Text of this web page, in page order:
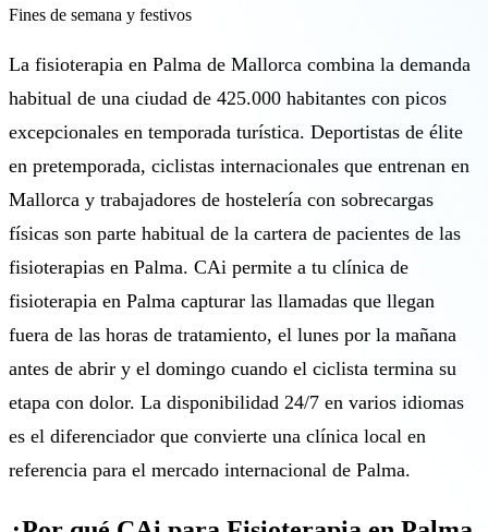
Fines de semana y festivos
La fisioterapia en Palma de Mallorca combina la demanda
habitual de una ciudad de 425.000 habitantes con picos
excepcionales en temporada turística. Deportistas de élite
en pretemporada, ciclistas internacionales que entrenan en
Mallorca y trabajadores de hostelería con sobrecargas
físicas son parte habitual de la cartera de pacientes de las
fisioterapias en Palma. CAi permite a tu clínica de
fisioterapia en Palma capturar las llamadas que llegan
fuera de las horas de tratamiento, el lunes por la mañana
antes de abrir y el domingo cuando el ciclista termina su
etapa con dolor. La disponibilidad 24/7 en varios idiomas
es el diferenciador que convierte una clínica local en
referencia para el mercado internacional de Palma.